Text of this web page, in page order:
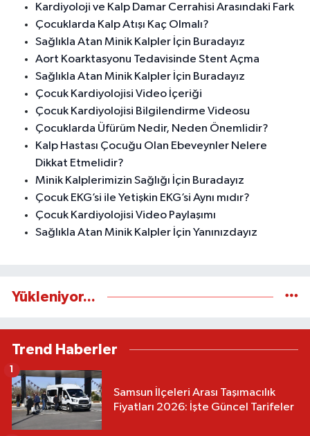
Kardiyoloji ve Kalp Damar Cerrahisi Arasındaki Fark
Çocuklarda Kalp Atışı Kaç Olmalı?
Sağlıkla Atan Minik Kalpler İçin Buradayız
Aort Koarktasyonu Tedavisinde Stent Açma
Sağlıkla Atan Minik Kalpler İçin Buradayız
Çocuk Kardiyolojisi Video İçeriği
Çocuk Kardiyolojisi Bilgilendirme Videosu
Çocuklarda Üfürüm Nedir, Neden Önemlidir?
Kalp Hastası Çocuğu Olan Ebeveynler Nelere
Dikkat Etmelidir?
Minik Kalplerimizin Sağlığı İçin Buradayız
Çocuk EKG’si ile Yetişkin EKG’si Aynı mıdır?
Çocuk Kardiyolojisi Video Paylaşımı
Sağlıkla Atan Minik Kalpler İçin Yanınızdayız
Yükleniyor...
Trend Haberler
Samsun İlçeleri Arası Taşımacılık
Fiyatları 2026: İşte Güncel Tarifeler
1